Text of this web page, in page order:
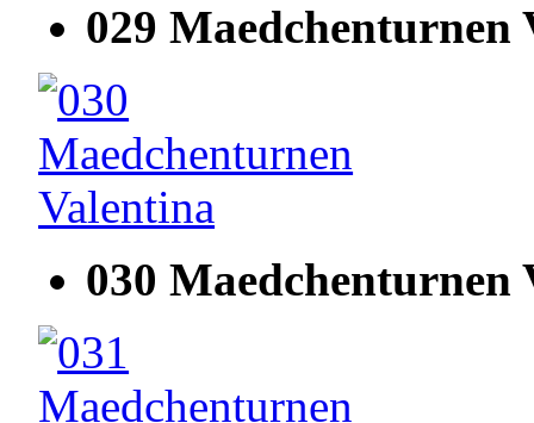
029 Maedchenturnen
030 Maedchenturnen